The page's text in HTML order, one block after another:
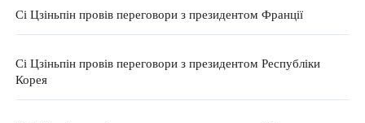
Сі Цзіньпін провів переговори з президентом Франції
Сі Цзіньпін провів переговори з президентом Республіки
Корея